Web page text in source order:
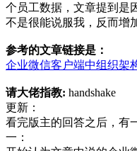
个员工数据，文章提到是
不是很能说服我，反而增
参考的文章链接是：
企业微信客户端中组织架
请大佬指教: handshake
更新：
看完版主的回答之后，有
一：